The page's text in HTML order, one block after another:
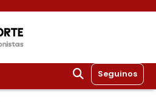
Seguinos